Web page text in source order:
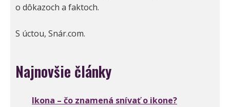
o dôkazoch a faktoch.
S úctou, Snár.com.
Najnovšie články
Ikona – čo znamená snívať o ikone?